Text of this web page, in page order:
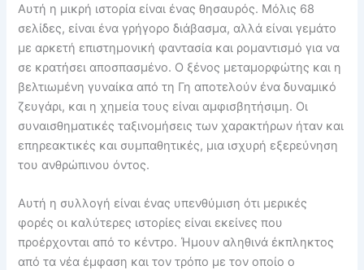
Αυτή η μικρή ιστορία είναι ένας θησαυρός. Μόλις 68
σελίδες, είναι ένα γρήγορο διάβασμα, αλλά είναι γεμάτο
με αρκετή επιστημονική φαντασία και ρομαντισμό για να
σε κρατήσει αποσπασμένο. Ο ξένος μεταμορφώτης και η
βελτιωμένη γυναίκα από τη Γη αποτελούν ένα δυναμικό
ζευγάρι, και η χημεία τους είναι αμφισβητήσιμη. Οι
συναισθηματικές ταξινομήσεις των χαρακτήρων ήταν και
επηρεακτικές και συμπαθητικές, μια ισχυρή εξερεύνηση
του ανθρώπινου όντος.
Αυτή η συλλογή είναι ένας υπενθύμιση ότι μερικές
φορές οι καλύτερες ιστορίες είναι εκείνες που
προέρχονται από το κέντρο. Ήμουν αληθινά έκπληκτος
από τα νέα έμφαση και τον τρόπο με τον οποίο ο